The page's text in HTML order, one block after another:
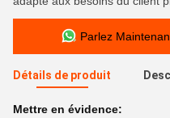
Parlez
Détails de produit
Mettre en évidence: